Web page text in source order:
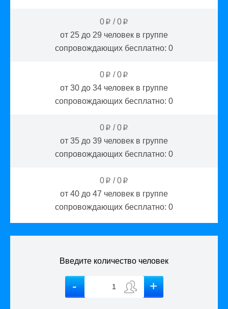
0 p /0 p
от 25 до 29 человек в группе
сопровождающих бесплатно: 0
0 p /0 p
от 30 до 34 человек в группе
сопровождающих бесплатно: 0
0 p /0 p
от 35 до 39 человек в группе
сопровождающих бесплатно: 0
0 p /0 p
от 40 до 47 человек в группе
сопровождающих бесплатно: 0
Введите количество человек